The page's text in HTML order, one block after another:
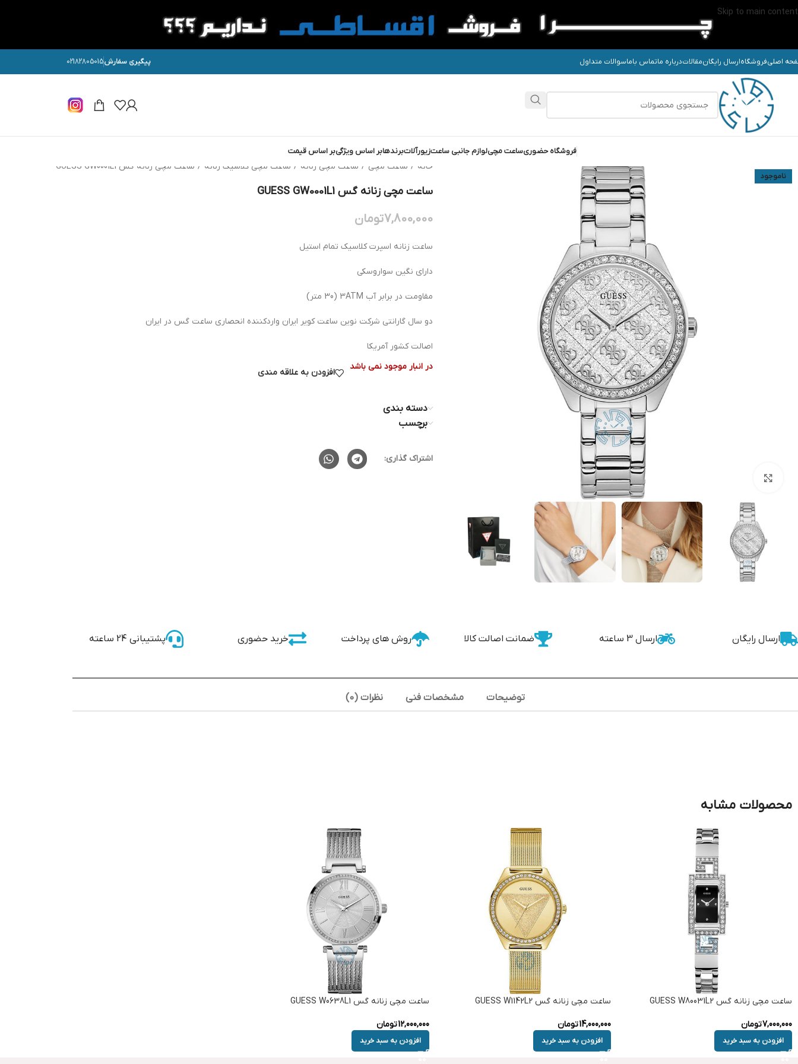
Skip to main content
اصلیفروشگاهارسال رایگانمقالاتدرباره ماتماس باماسوالات متداول پیگیری سفارش02182805015
فروشگاه حضوریساعت مچیلوازم جانبی ساعتزیورآلاتبرندهابر اساس ویژگیبر اساس قیمت
ناموجود
خانه / ساعت مچی / ساعت مچی زنانه / ساعت مچی کلاسیک زنانه / ساعت مچی زنانه گس GUESS GW0001L1
ساعت مچی زنانه گس GUESS GW0001L1
7,800,000تومان
ساعت زنانه اسپرت کلاسیک تمام استیل
دارای نگین سواروسکی
مقاومت در برابر آب 3ATM (30 متر)
دو سال گارانتی شرکت نوین ساعت کویر ایران واردکننده انحصاری ساعت گس در ایران
اصالت کشور آمریکا
در انبار موجود نمی باشد
افزودن به علاقه مندی
دسته بندی
برچسب
اشتراک گذاری:
ارسال رایگان ارسال 3 ساعته ضمانت اصالت کالا روش های پرداخت خرید حضوری پشتیبانی 24 ساعته
توضیحات مشخصات فنی نظرات (0)
محصولات مشابه
ساعت مچی زنانه گس GUESS W80031L2
7,000,000تومان
افزودن به سبد خرید
ساعت مچی زنانه گس GUESS W1142L2
14,000,000تومان
افزودن به سبد خرید
ساعت مچی زنانه گس GUESS W0638L1
12,000,000تومان
افزودن به سبد خرید